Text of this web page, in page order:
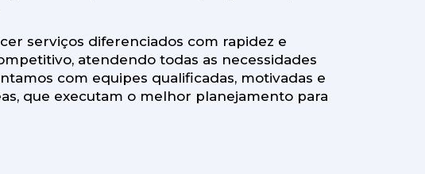
serviços diferenciados com rapidez e
atendendo todas as necessidades
com equipes qualificadas, motivadas e
que executam o melhor planejamento para